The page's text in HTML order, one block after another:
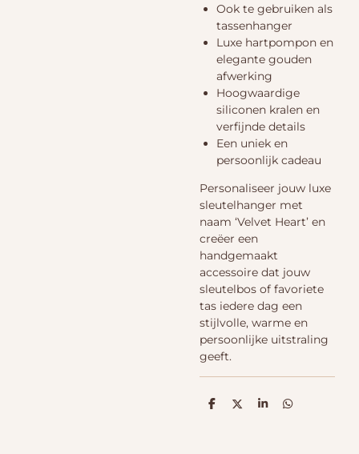
Ook te gebruiken als
tassenhanger
Luxe hartpompon en
elegante gouden
afwerking
Hoogwaardige
siliconen kralen en
verfijnde details
Een uniek en
persoonlijk cadeau
Personaliseer jouw luxe
sleutelhanger met
naam ‘Velvet Heart’ en
creëer een
handgemaakt
accessoire dat jouw
sleutelbos of favoriete
tas iedere dag een
stijlvolle, warme en
persoonlijke uitstraling
geeft.
D
D
S
D